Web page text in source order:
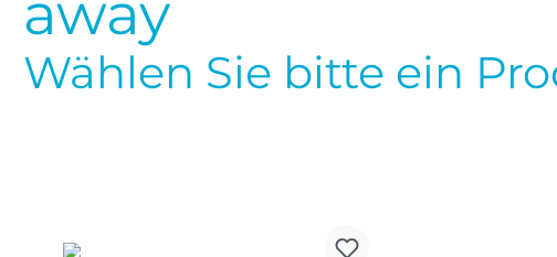
Wählen Sie bitte ein